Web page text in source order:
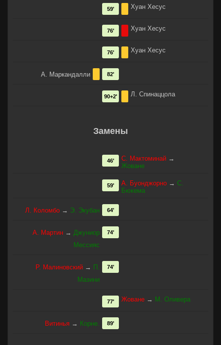
Хуан Хесус
59'
Хуан Хесус
76'
Хуан Хесус
76'
А. Маркандалли 82'
Л. Спинаццола
90+2'
Замены
С. Мактоминай →
Жоване
46'
А. Буонджорно → С.
Бюкема
59'
Л. Коломбо → Э. Экубан 64'
А. Мартин → Джуниор
Мессияс
74'
Р. Малиновский → П.
Мазини
74'
Жоване → М. Оливера
77'
Витинья → Корне. 89'